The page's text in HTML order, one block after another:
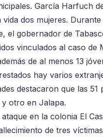
García Harfuch
vida dos mujeres.
el gobernador de
vinculados al caso
de al menos 13
hay varios
destacaron que las
otro en Jalapa.
ataque en la colonia El
de tres